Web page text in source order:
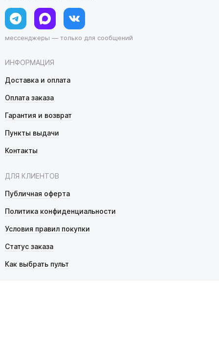
ИНФОРМАЦИЯ
Доставка и оплата
Оплата заказа
Гарантия и возврат
Пункты выдачи
Контакты
ДЛЯ КЛИЕНТОВ
Публичная оферта
Политика конфиденциальности
Условия правил покупки
Статус заказа
Как выбрать пульт
мессенджеры — только для сообщений